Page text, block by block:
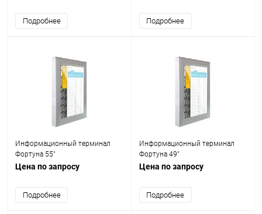
Подробнее Подробнее
Информационный терминал
Фортуна 55"
Цена по запросу
Подробнее
Информационный терминал
Фортуна 49"
Цена по запросу
Подробнее